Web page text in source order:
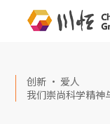
创新 · 爱人
我们崇尚科学精神